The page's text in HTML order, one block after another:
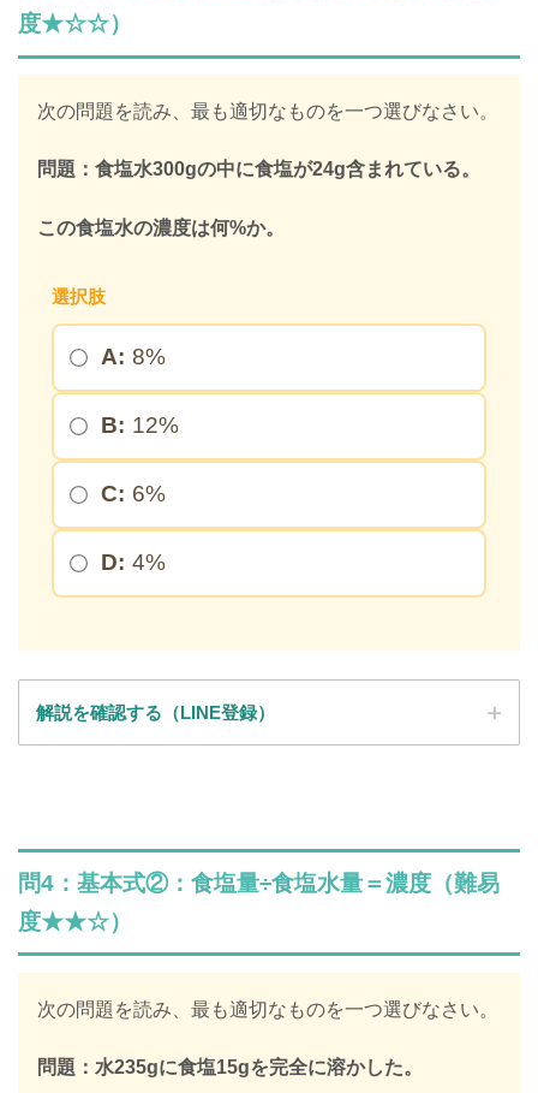
312,887人が登録済み
＼ 無料・1分で登録完了！ ／
＞
※このページを開いたまま登録してください
度★☆☆）
次の問題を読み、最も適切なものを一つ選びなさい。
問題：食塩水300gの中に食塩が24g含まれている。
この食塩水の濃度は何%か。
選択肢
A: 8%
B: 12%
C: 6%
D: 4%
解説を確認する（LINE登録）
解説はLINE登録で確認できます
312,887人が登録済み
＼ 無料・1分で登録完了！ ／
問4：基本式②：食塩量÷食塩水量＝濃度（難易
度★★☆）
次の問題を読み、最も適切なものを一つ選びなさい。
問題：水235gに食塩15gを完全に溶かした。